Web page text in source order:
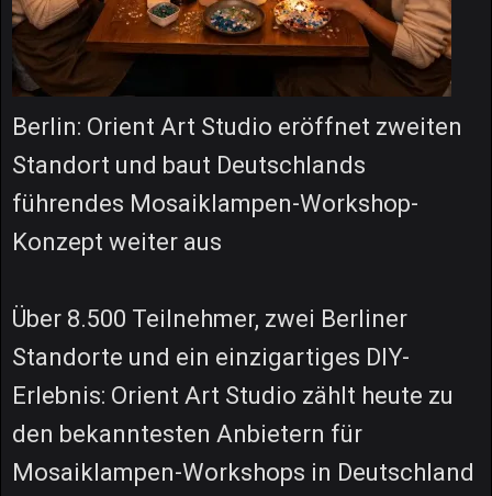
Berlin: Orient Art Studio eröffnet zweiten
Standort und baut Deutschlands
führendes Mosaiklampen-Workshop-
Konzept weiter aus
Über 8.500 Teilnehmer, zwei Berliner
Standorte und ein einzigartiges DIY-
Erlebnis: Orient Art Studio zählt heute zu
den bekanntesten Anbietern für
Mosaiklampen-Workshops in Deutschland